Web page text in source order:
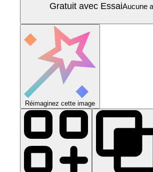
Gratuit avec EssaiAucune
Réimaginez cette image